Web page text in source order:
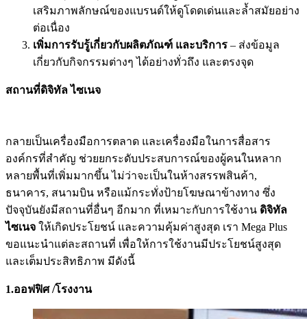
เสริมภาพลักษณ์ของแบรนด์ให้ดูโดดเด่นและล้ำสมัยอย่าง
ต่อเนื่อง
เพิ่มการรับรู้เกี่ยวกับผลิตภัณฑ์ และบริการ – ส่งข้อมูล
เกี่ยวกับกิจกรรมต่างๆ ได้อย่างทั่วถึง และตรงจุด
สถานที่ดิจิทัล ไซเนจ
กลายเป็นเครื่องมือการตลาด และเครื่องมือในการสื่อสาร
องค์กรที่สำคัญ ช่วยยกระดับประสบการณ์ของผู้คนในหลาก
หลายพื้นที่เพิ่มมากขึ้น ไม่ว่าจะเป็นในห้างสรรพสินค้า,
ธนาคาร, สนามบิน หรือแม้กระทั่งป้ายโฆษณาข้างทาง ซึ่ง
ปัจจุบันยังมีสถานที่อื่นๆ อีกมาก ที่เหมาะกับการใช้งาน ดิจิทัล
ไซเนจ ให้เกิดประโยชน์ และความคุ้มค่าสูงสุด เรา Mega Plus
ขอแนะนำแต่ละสถานที่ เพื่อให้การใช้งานมีประโยชน์สูงสุด
และเต็มประสิทธิภาพ มีดังนี้
1.ออฟฟิศ /โรงงาน